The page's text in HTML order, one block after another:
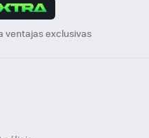
ventajas exclusivas